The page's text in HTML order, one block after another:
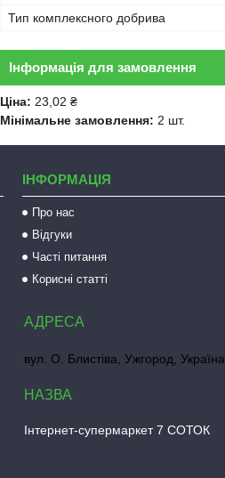
Тип комплексного добрива
Інформація для замовлення
Ціна: 23,02 ₴
Мінімальне замовлення: 2 шт.
ІНФОРМАЦІЯ
Про нас
Відгуки
Часті питання
Корисні статті
вул. О. Блистіва, Ужгород, Україна
Інтернет-супермаркет 7 СОТОК